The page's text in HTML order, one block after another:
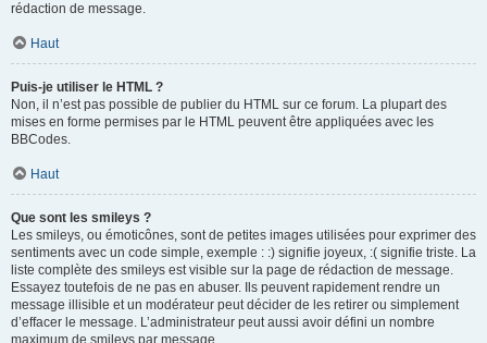
rédaction de message.
Haut
Puis-je utiliser le HTML ?
Non, il n’est pas possible de publier du HTML sur ce forum. La plupart des
mises en forme permises par le HTML peuvent être appliquées avec les
BBCodes.
Haut
Que sont les smileys ?
Les smileys, ou émoticônes, sont de petites images utilisées pour exprimer des
sentiments avec un code simple, exemple : :) signifie joyeux, :( signifie triste. La
liste complète des smileys est visible sur la page de rédaction de message.
Essayez toutefois de ne pas en abuser. Ils peuvent rapidement rendre un
message illisible et un modérateur peut décider de les retirer ou simplement
d’effacer le message. L’administrateur peut aussi avoir défini un nombre
maximum de smileys par message.